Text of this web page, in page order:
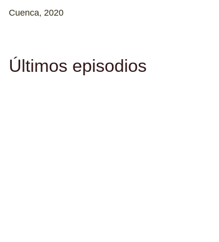
Cuenca, 2020
Últimos episodios